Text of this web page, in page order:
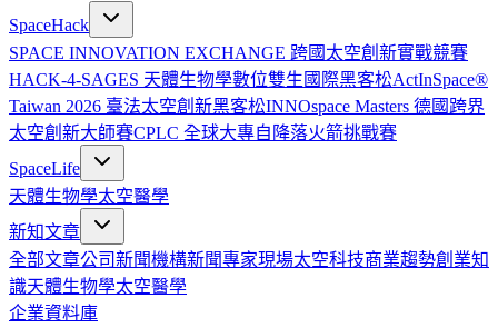
SpaceHack
SPACE INNOVATION EXCHANGE 跨國太空創新實戰競賽
HACK-4-SAGES 天體生物學數位雙生國際黑客松ActInSpace®
Taiwan 2026 臺法太空創新黑客松INNOspace Masters 德國跨界
太空創新大師賽CPLC 全球大專自降落火箭挑戰賽
SpaceLife
天體生物學太空醫學
新知文章
全部文章公司新聞機構新聞專家現場太空科技商業趨勢創業知
識天體生物學太空醫學
企業資料庫